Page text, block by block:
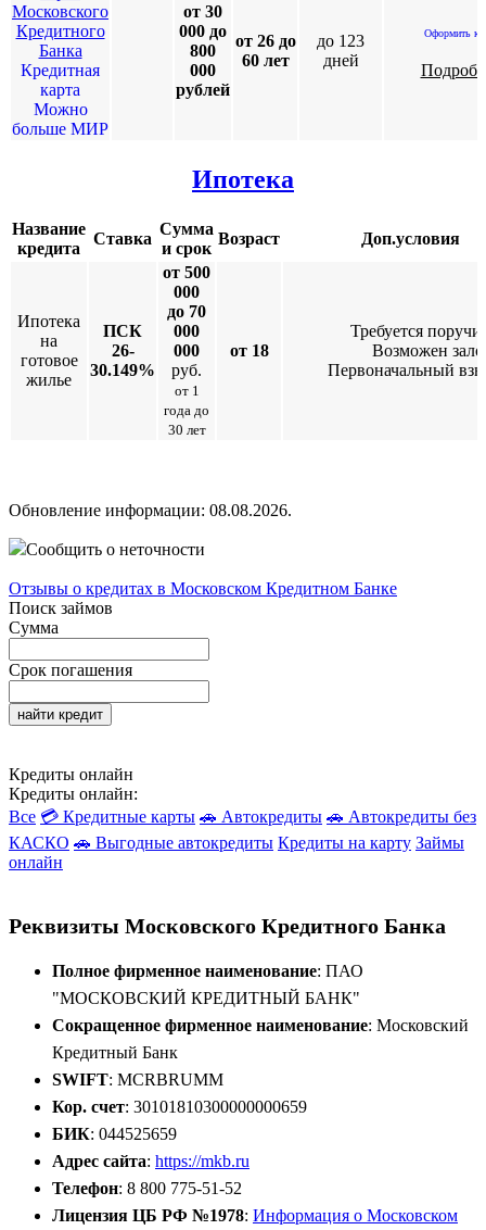
Кредитная
карта
Можно
больше МИР
от 30
000 до
800
000
рублей
от 26 до
60 лет
до 123
дней
Оформить
Ипотека
Название
кредита
Ставка
Сумма
и срок
Возраст Доп.условия
Ипотека
на
готовое
жилье
ПСК
26-
30.149%
от 500
000
до 70
000
000
руб.
от 1
года до
30 лет
от 18
Требуется
Возможен
Первоначальный
Обновление информации: 08.08.2026.
Сообщить о неточности
Отзывы о кредитах в Московском Кредитном Банке
Поиск займов
Сумма
Срок погашения
найти кредит
Кредиты онлайн
Кредиты онлайн:
Все 💳 Кредитные карты 🚗 Автокредиты 🚗 Автокредиты без
КАСКО 🚗 Выгодные автокредиты Кредиты на карту Займы
онлайн
Реквизиты Московского Кредитного Банка
Полное фирменное наименование: ПАО
"МОСКОВСКИЙ КРЕДИТНЫЙ БАНК"
Сокращенное фирменное наименование: Московский
Кредитный Банк
SWIFT: MCRBRUMM
Кор. счет: 30101810300000000659
БИК: 044525659
Адрес сайта: https://mkb.ru
Телефон: 8 800 775-51-52
Лицензия ЦБ РФ №1978: Информация о Московском